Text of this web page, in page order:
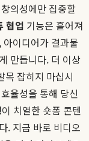
의성에만 집중할
협업 기능은 흩어져
이디어가 결과물
만듭니다. 더 이상
목 잡히지 마십시
율성을 통해 당신
치열한 숏폼 콘텐
. 지금 바로 비디오